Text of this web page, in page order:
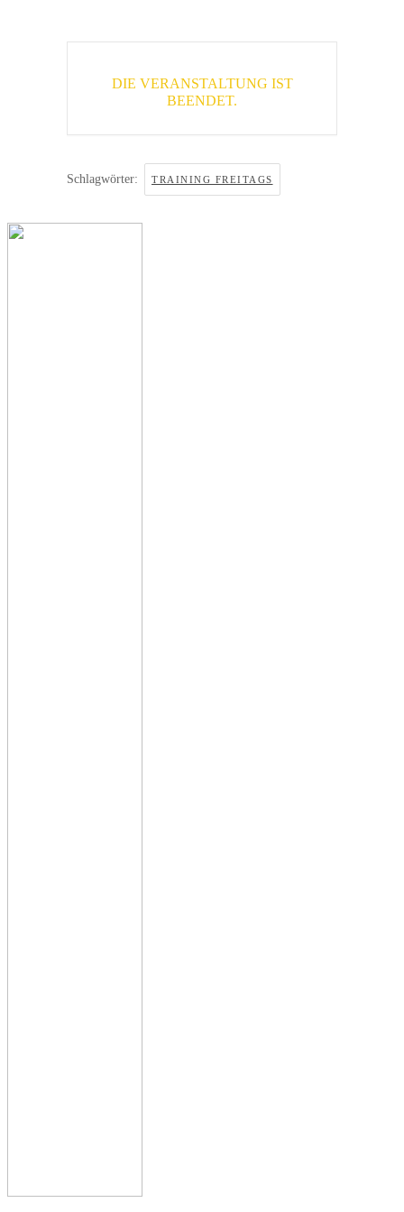
DIE VERANSTALTUNG IST
BEENDET.
Schlagwörter: TRAINING FREITAGS